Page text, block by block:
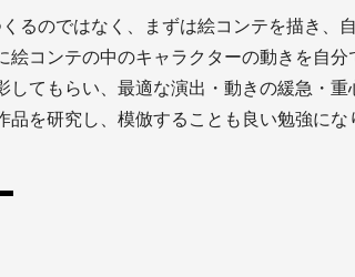
るのではなく、まずは絵コンテを描き、
絵コンテの中のキャラクターの動きを自
してもらい、最適な演出・動きの緩急・重
品を研究し、模倣することも良い勉強にな